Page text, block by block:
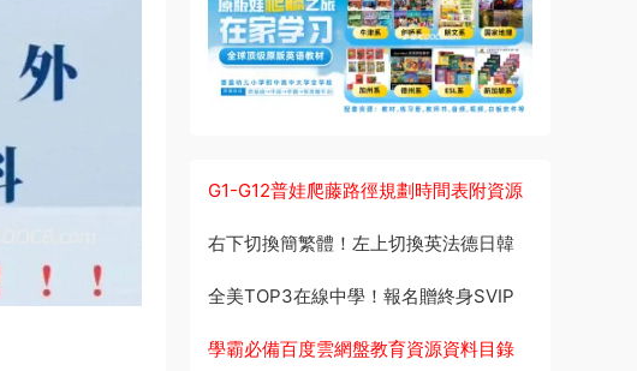
G1-G12普娃爬藤路徑規劃時間表附資源
右下切換簡繁體！左上切換英法德日韓
全美TOP3在線中學！報名贈終身SVIP
學霸必備百度雲網盤教育資源資料目錄